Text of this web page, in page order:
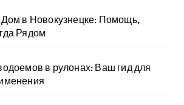
Дом в Новокузнецке: Помощь,
Рядом
в рулонах: Ваш гид для